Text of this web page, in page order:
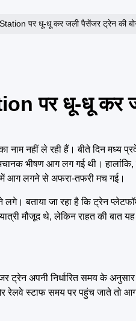
पर धू-धू कर जली पैसेंजर ट्रेन की
पर धू-धू कर
नहीं ले रही हैं। बीते दिन मध्य
भीषण आग लग गई थी। हालांकि,
में आग लगने से अफरा-तफरी मच गई।
लगे। बताया जा रहा है कि ट्रेन
मौजूद थे, लेकिन राहत की बात
ट्रेन अपनी निर्धारित समय के
रेलवे स्टाफ समय पर पहुंच जाते तो